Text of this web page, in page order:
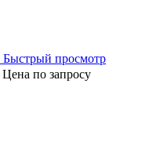
Быстрый просмотр
Цена по запросу